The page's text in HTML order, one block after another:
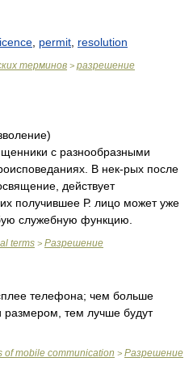
permit resolution
терминов > разрешение
с разнообразными
В нек-рых после
действует
получившее Р. лицо может уже
служебную функцию.
terms > Разрешение
телефона; чем больше
тем лучше будут
of mobile communication > Разрешение